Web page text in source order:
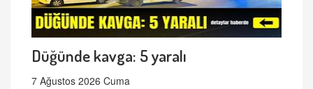
Düğünde kavga: 5 yaralı
7 Ağustos 2026 Cuma